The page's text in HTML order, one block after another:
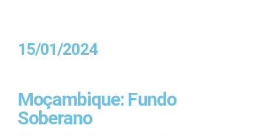
15/01/2024
Moçambique: Fundo
Soberano